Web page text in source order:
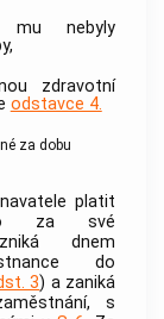
mu nebyly
,
zdravotní
odstavce 4.
za dobu
platit
za své
dnem
do
3) a zaniká
, s